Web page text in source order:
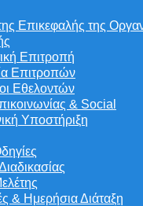
Επικεφαλής της
Επιτροπή
Επιτροπών
Εθελοντών
& Social
Υποστήριξη
& Ημερήσια Διάταξη